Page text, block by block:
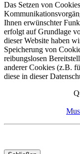
Das Setzen von
Ihnen erwünschter
erfolgt auf Grundlage
dieser Website haben
Speicherung von
reibungslosen
anderer Cookies (z.B.
diese in dieser